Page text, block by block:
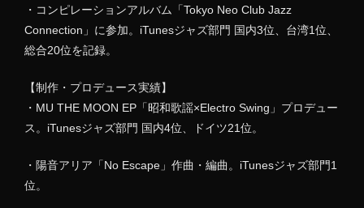
・コンピレーションアルバム「Tokyo Neo Club Jazz
Connection」に参加。iTunesジャズ部門 国内3位、台湾1位、
総合20位を記録。
【制作・プロデュース実績】
・MU THE MOON EP「昭和歌謡×Electro Swing」プロデュー
ス。iTunesジャズ部門 国内4位、ドイツ21位。
・陽音アリア「No Escape」作曲・編曲。iTunesジャズ部門1
位。